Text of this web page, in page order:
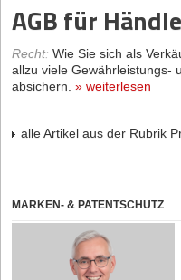
AGB für
Recht: Wie Sie sich als
allzu viele Gewährleistungs-
absichern. » weiterlesen
alle Artikel aus der Rubrik
MARKEN- & PATENTSCHUTZ